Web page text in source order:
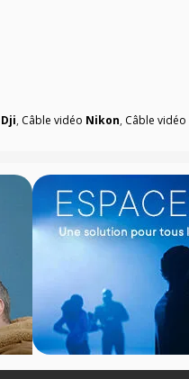
Dji, Câble vidéo Nikon, Câble vidéo